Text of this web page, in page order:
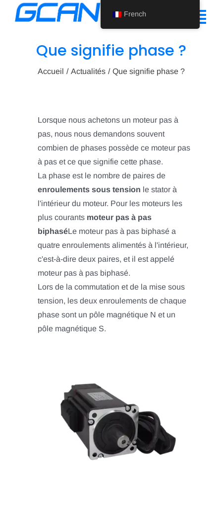
À propos de nous
Nous contacter
French
Que signifie phase ?
Accueil Actualités Que signifie phase ?
Lorsque nous achetons un moteur pas à
pas, nous nous demandons souvent
combien de phases possède ce moteur pas
à pas et ce que signifie cette phase.
La phase est le nombre de paires de
enroulements sous tension le stator à
l'intérieur du moteur. Pour les moteurs les
plus courants moteur pas à pas
biphaséLe moteur pas à pas biphasé a
quatre enroulements alimentés à l'intérieur,
c'est-à-dire deux paires, et il est appelé
moteur pas à pas biphasé.
Lors de la commutation et de la mise sous
tension, les deux enroulements de chaque
phase sont un pôle magnétique N et un
pôle magnétique S.
French